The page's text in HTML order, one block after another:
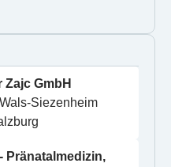
GmbH
Siezenheim
Pränatalmedizin,